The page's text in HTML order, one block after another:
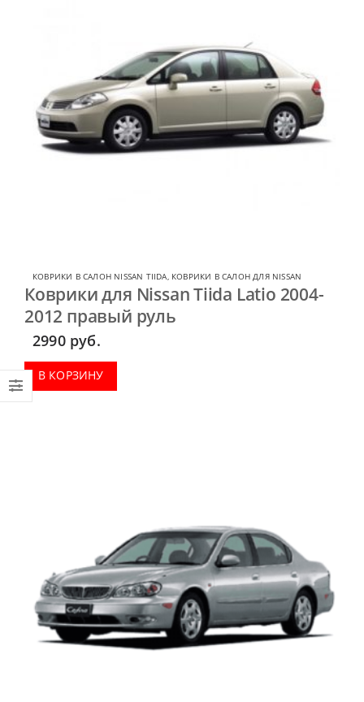
КОВРИКИ В САЛОН NISSAN TIIDA КОВРИКИ В САЛОН ДЛЯ NISSAN
Коврики для Nissan Tiida Latio 2004-
2012 правый руль
2990 руб.
В КОРЗИНУ